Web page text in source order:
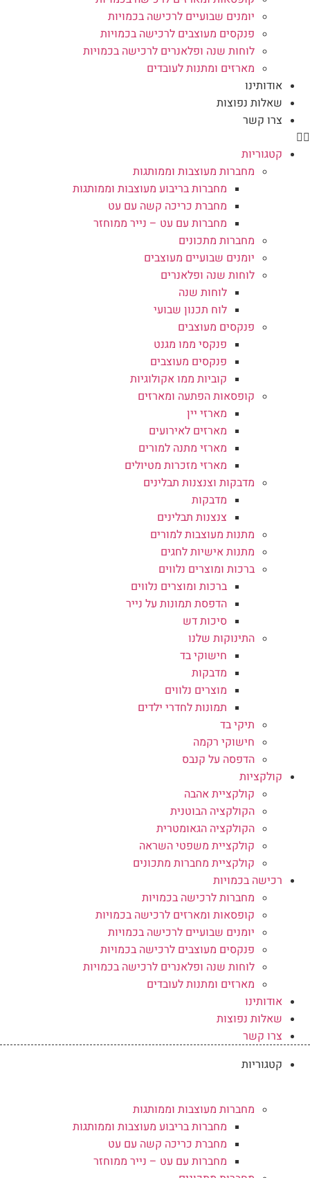
יומנים שבועיים לרכישה בכמויות
פנקסים מעוצבים לרכישה בכמויות
לוחות שנה ופלאנרים לרכישה בכמויות
מארזים ומתנות לעובדים
אודותינו
שאלות נפוצות
צרו קשר
קטגוריות
מחברות מעוצבות וממותגות
מחברות בריבוע מעוצבות וממותגות
מחברת כריכה קשה עם עט
מחברות עם עט – נייר ממוחזר
מחברות מתכונים
יומנים שבועיים מעוצבים
לוחות שנה ופלאנרים
לוחות שנה
לוח תכנון שבועי
פנקסים מעוצבים
פנקסי ממו מגנט
פנקסים מעוצבים
קוביות ממו אקולוגיות
קופסאות הפתעה ומארזים
מארזי יין
מארזים לאירועים
מארזי מתנה למורים
מארזי מזכרות מטיולים
מדבקות וצנצנות תבלינים
מדבקות
צנצנות תבלינים
מתנות מעוצבות למורים
מתנות אישיות לחגים
ברכות ומוצרים נלווים
ברכות ומוצרים נלווים
הדפסת תמונות על נייר
סיכות דש
התינוקות שלנו
חישוקי בד
מדבקות
מוצרים נלווים
תמונות לחדרי ילדים
תיקי בד
חישוקי רקמה
הדפסה על קנבס
קולקציות
קולקציית אהבה
הקולקציה הבוטנית
הקולקציה הגאומטרית
קולקציית משפטי השראה
קולקציית מחברות מתכונים
רכישה בכמויות
מחברות לרכישה בכמויות
קופסאות ומארזים לרכישה בכמויות
יומנים שבועיים לרכישה בכמויות
פנקסים מעוצבים לרכישה בכמויות
לוחות שנה ופלאנרים לרכישה בכמויות
מארזים ומתנות לעובדים
אודותינו
שאלות נפוצות
צרו קשר
קטגוריות
מחברות מעוצבות וממותגות
מחברות בריבוע מעוצבות וממותגות
מחברת כריכה קשה עם עט
מחברות עם עט – נייר ממוחזר